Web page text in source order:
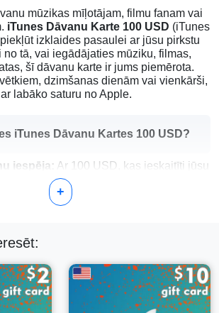
mūzikas mīļotājam, filmu fanam vai
iTunes Dāvanu Karte 100 USD (iTunes
izklaides pasaulei ar jūsu pirkstu
tā, vai iegādājaties mūziku, filmas,
šī dāvanu karte ir jums piemērota.
dzimšanas dienām vai vienkārši,
labāko saturu no Apple.
iTunes Dāvanu Kartes 100 USD?
iespēja: Ar 100 USD, kas ieskaitīti jūsu
izbaudiet plašu iepirkumu klāstu Apple
jaunākos mūzikas hitus, labākās e-
esat gatavs veikt pirkumu.
Viegli izmantojama daudzu
ietvaros, nodrošinot vienmērīgu
+